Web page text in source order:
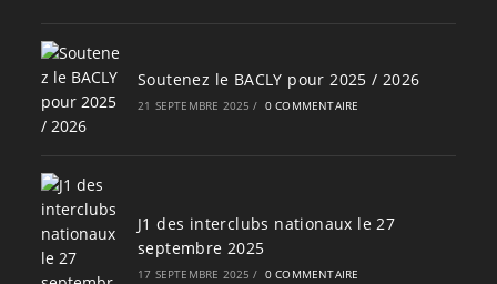
Soutenez le BACLY pour 2025 / 2026
21 SEPTEMBRE 2025 / 0 COMMENTAIRE
J1 des interclubs nationaux le 27
septembre 2025
17 SEPTEMBRE 2025 / 0 COMMENTAIRE